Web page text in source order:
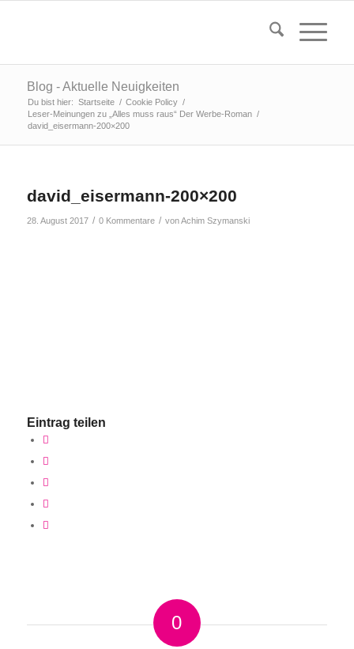
Blog - Aktuelle Neuigkeiten
Du bist hier: Startseite / Cookie Policy /
Leser-Meinungen zu „Alles muss raus“ Der Werbe-Roman /
david_eisermann-200×200
david_eisermann-200×200
28. August 2017 / 0 Kommentare / vonAchim Szymanski
Eintrag teilen
0